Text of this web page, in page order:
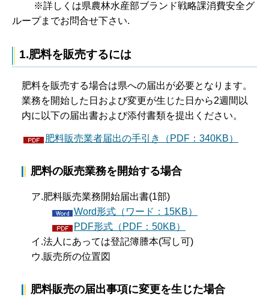
※詳しくは県農林水産部ブランド戦略課消費安全グ
ループまでお問合せ下さい.
1.肥料を販売するには
肥料を販売する場合は県への届出が必要となります。
業務を開始した日および変更が生じた日から2週間以
内に以下の届出書および添付書類を提出ください。
肥料販売業者届出の手引き（PDF：340KB）
肥料の販売業務を開始する場合
ア.肥料販売業務開始届出書(1部)
Word形式（ワード：15KB）
PDF形式（PDF：50KB）
イ.法人にあっては登記簿謄本(写し可)
ウ.販売所の位置図
肥料販売の届出事項に変更を生じた場合